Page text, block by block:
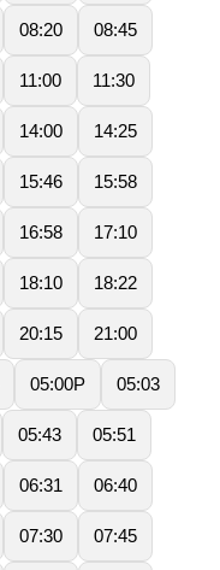
08:20 08:45
11:00 11:30
14:00 14:25
15:46 15:58
16:58 17:10
18:10 18:22
20:15 21:00
05:00P 05:03
05:43 05:51
06:31 06:40
07:30 07:45